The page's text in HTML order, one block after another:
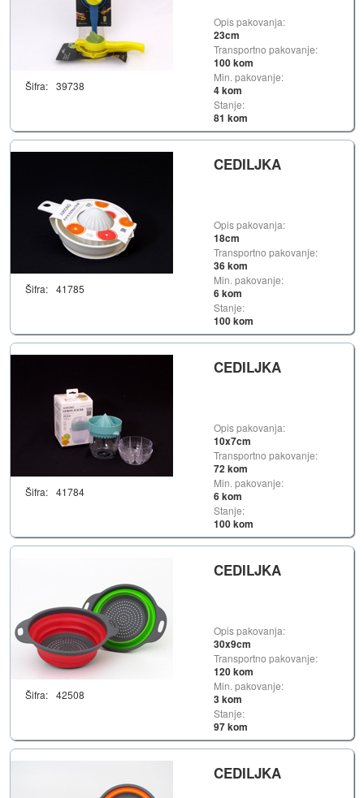
Šifra: 39738
Opis pakovanja:
23cm
Transportno pakovanje:
100 kom
Min. pakovanje:
4 kom
Stanje:
81 kom
Šifra: 41785
CEDILJKA
Opis pakovanja:
18cm
Transportno pakovanje:
36 kom
Min. pakovanje:
6 kom
Stanje:
100 kom
Šifra: 41784
CEDILJKA
Opis pakovanja:
10x7cm
Transportno pakovanje:
72 kom
Min. pakovanje:
6 kom
Stanje:
100 kom
Šifra: 42508
CEDILJKA
Opis pakovanja:
30x9cm
Transportno pakovanje:
120 kom
Min. pakovanje:
3 kom
Stanje:
97 kom
CEDILJKA